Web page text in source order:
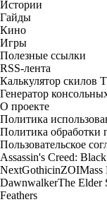
Истории
Гайды
Кино
Игры
Полезные ссылки
RSS-лента
Калькулятор скилов
Генератор
О проекте
Политика
Политика обработки
Пользовательское
Assassin's Creed:
NextGothicinZOI
DawnwalkerThe Elder
Feathers